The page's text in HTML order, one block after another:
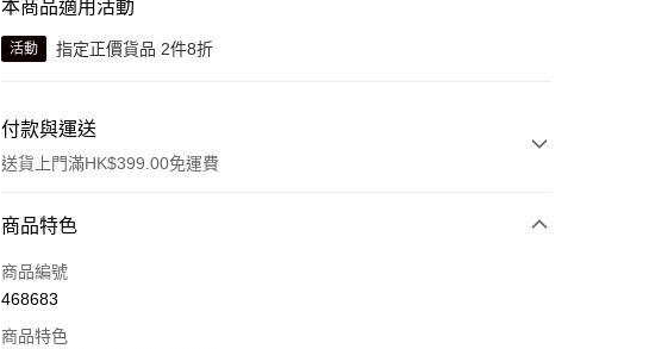
本商品適用活動
活動 指定正價貨品 2件8折
付款與運送
送貨上門滿HK$399.00免運費
付款方式
信用卡
相關說明
商品特色
商品編號
468683
商品特色